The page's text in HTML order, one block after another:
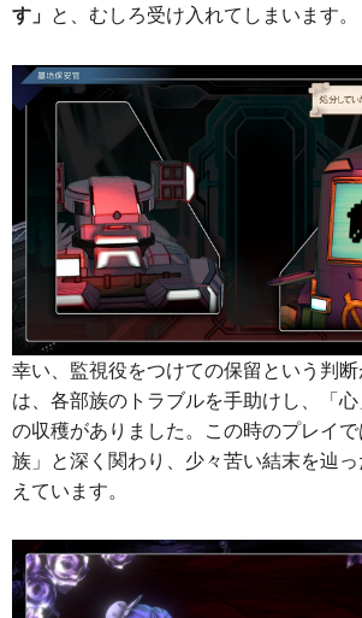
す」 と、むしろ受け入れてしまいます。
幸い、監視役をつけての保留という判
は、各部族のトラブルを手助けし、「
の収穫がありました。この時のプレイ
族」と深く関わり、少々苦い結末を辿
えています。